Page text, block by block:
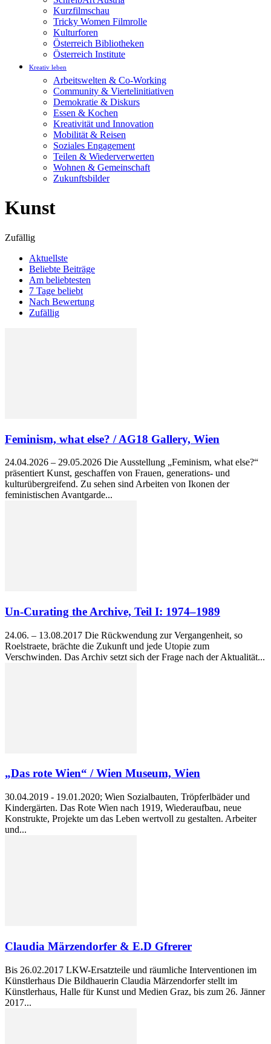
Kurzfilmschau
Tricky Women Filmrolle
Kulturforen
Österreich Bibliotheken
Österreich Institute
Kreativ leben
Arbeitswelten & Co-Working
Community & Viertelinitiativen
Demokratie & Diskurs
Essen & Kochen
Kreativität und Innovation
Mobilität & Reisen
Soziales Engagement
Teilen & Wiederverwerten
Wohnen & Gemeinschaft
Zukunftsbilder
Kunst
Zufällig
Aktuellste
Beliebte Beiträge
Am beliebtesten
7 Tage beliebt
Nach Bewertung
Zufällig
Feminism, what else? / AG18 Gallery, Wien
24.04.2026 – 29.05.2026 Die Ausstellung „Feminism, what else?“
präsentiert Kunst, geschaffen von Frauen, generations- und
kulturübergreifend. Zu sehen sind Arbeiten von Ikonen der
feministischen Avantgarde...
Un-Curating the Archive, Teil I: 1974–1989
24.06. – 13.08.2017 Die Rückwendung zur Vergangenheit, so
Roelstraete, brächte die Zukunft und jede Utopie zum
Verschwinden. Das Archiv setzt sich der Frage nach der Aktualität...
„Das rote Wien“ / Wien Museum, Wien
30.04.2019 - 19.01.2020; Wien Sozialbauten, Tröpferlbäder und
Kindergärten. Das Rote Wien nach 1919, Wiederaufbau, neue
Konstrukte, Projekte um das Leben wertvoll zu gestalten. Arbeiter
und...
Claudia Märzendorfer & E.D Gfrerer
Bis 26.02.2017 LKW-Ersatzteile und räumliche Interventionen im
Künstlerhaus Die Bildhauerin Claudia Märzendorfer stellt im
Künstlerhaus, Halle für Kunst und Medien Graz, bis zum 26. Jänner
2017...